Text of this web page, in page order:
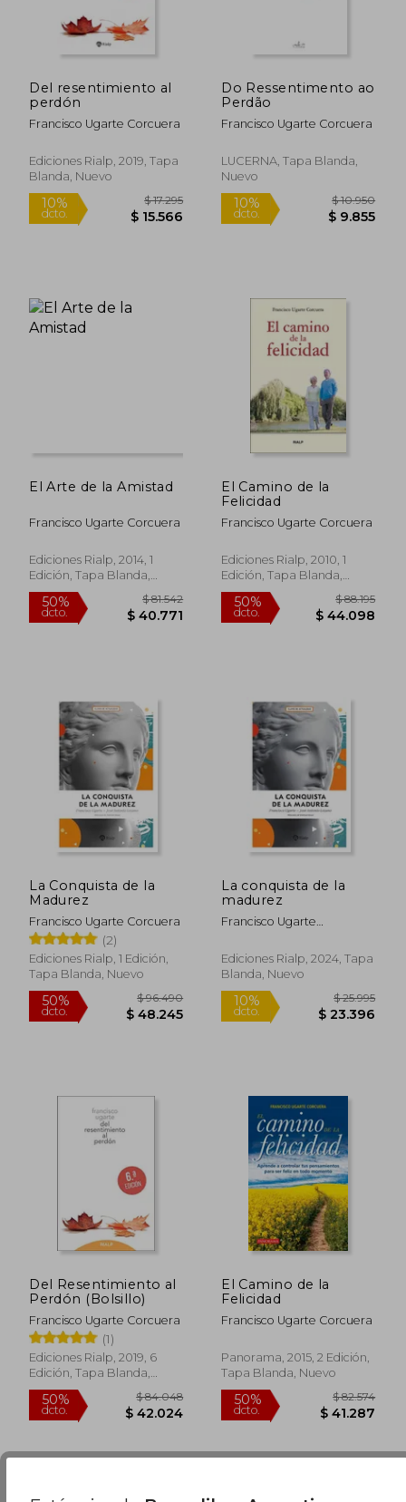
Del resentimiento al
perdón
Francisco Ugarte Corcuera
Ediciones Rialp, 2019, Tapa
Blanda, Nuevo
Do Ressentimento ao
Perdão
Francisco Ugarte Corcuera
LUCERNA, Tapa Blanda,
Nuevo
10%
dcto.
El Arte de la Amistad
Francisco Ugarte Corcuera
Ediciones Rialp, 2014, 1
Edición, Tapa Blanda,
Nuevo
50%
dcto. $ 40.771
El Camino de la
Felicidad
Francisco Ugarte Corcuera
Ediciones Rialp, 2010, 1
Edición, Tapa Blanda,
Nuevo
50%
dcto.
La Conquista de la
Madurez
Francisco Ugarte Corcuera
(2)
Ediciones Rialp, 1 Edición,
Tapa Blanda, Nuevo
$ 96.490
$ 48.245
La conquista de la
madurez
Francisco Ugarte
Lozano Díez
Ediciones Rialp, 2024, Tapa
Blanda, Nuevo
Del Resentimiento al
Perdón (Bolsillo)
Francisco Ugarte Corcuera
(1)
Ediciones Rialp, 2019, 6
Edición, Tapa Blanda,
Nuevo
El Camino de la
Felicidad
Francisco Ugarte Corcuera
Panorama, 2015, 2 Edición,
Tapa Blanda, Nuevo